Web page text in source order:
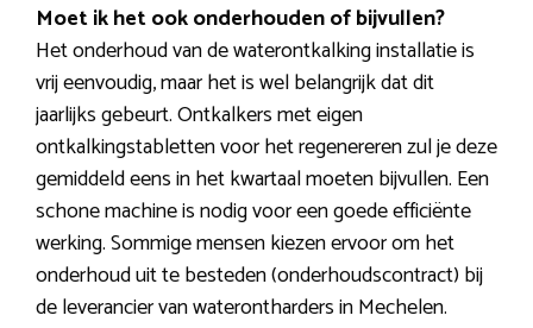
Moet ik het ook onderhouden of bijvullen?
Het onderhoud van de waterontkalking installatie is
vrij eenvoudig, maar het is wel belangrijk dat dit
jaarlijks gebeurt. Ontkalkers met eigen
ontkalkingstabletten voor het regenereren zul je deze
gemiddeld eens in het kwartaal moeten bijvullen. Een
schone machine is nodig voor een goede efficiënte
werking. Sommige mensen kiezen ervoor om het
onderhoud uit te besteden (onderhoudscontract) bij
de leverancier van waterontharders in Mechelen.